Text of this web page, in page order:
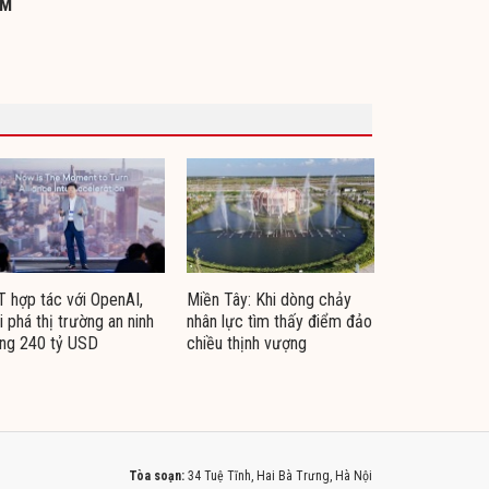
hợp tác với OpenAI,
phá thị trường an ninh
240 tỷ USD
Miền Tây: Khi dòng chảy
nhân lực tìm thấy điểm đảo
chiều thịnh vượng
Tòa soạn: 34 Tuệ Tĩnh, Hai Bà Trưng, Hà Nội